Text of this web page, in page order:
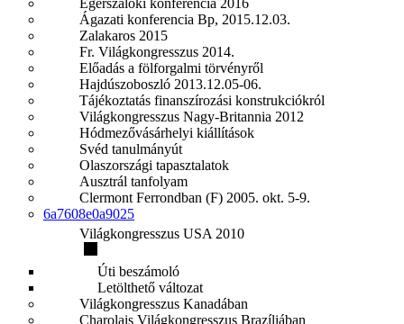
Egerszalóki konferencia 2016
Ágazati konferencia Bp, 2015.12.03.
Zalakaros 2015
Fr. Világkongresszus 2014.
Előadás a fölforgalmi törvényről
Hajdúszoboszló 2013.12.05-06.
Tájékoztatás finanszírozási konstrukciókról
Világkongresszus Nagy-Britannia 2012
Hódmezővásárhelyi kiállítások
Svéd tanulmányút
Olaszországi tapasztalatok
Ausztrál tanfolyam
Clermont Ferrondban (F) 2005. okt. 5-9.
6a7608e0a9025
Világkongresszus USA 2010
Úti beszámoló
Letölthető változat
Világkongresszus Kanadában
Charolais Világkongresszus Brazíliában